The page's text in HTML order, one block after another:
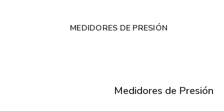
MEDIDORES DE PRESIÓN
Medidores de Presión